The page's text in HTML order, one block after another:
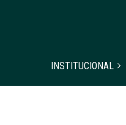
INSTITUCIONAL